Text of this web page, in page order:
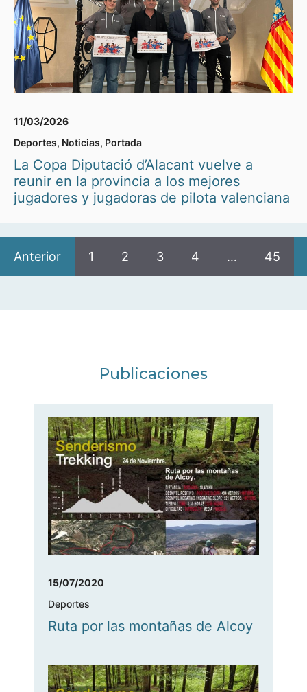
11/03/2026
Deportes, Noticias, Portada
La Copa Diputació d’Alacant vuelve a
reunir en la provincia a los mejores
jugadores y jugadoras de pilota valenciana
Anterior 1 2 3 4 … 45
Publicaciones
15/07/2020
Deportes
Ruta por las montañas de Alcoy